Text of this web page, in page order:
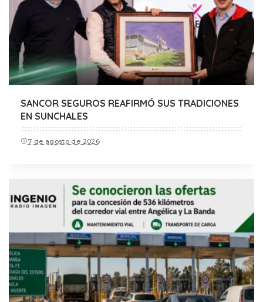
SANCOR SEGUROS REAFIRMÓ SUS TRADICIONES
EN SUNCHALES
7 de agosto de 2026